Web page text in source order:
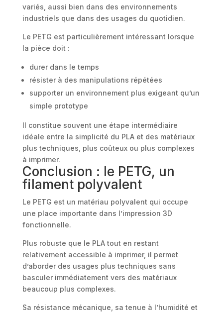
variés, aussi bien dans des environnements
industriels que dans des usages du quotidien.
Le PETG est particulièrement intéressant lorsque
la pièce doit :
durer dans le temps
résister à des manipulations répétées
supporter un environnement plus exigeant qu’un
simple prototype
Il constitue souvent une étape intermédiaire
idéale entre la simplicité du PLA et des matériaux
plus techniques, plus coûteux ou plus complexes
à imprimer.
Conclusion : le PETG, un
filament polyvalent
Le PETG est un matériau polyvalent qui occupe
une place importante dans l’impression 3D
fonctionnelle.
Plus robuste que le PLA tout en restant
relativement accessible à imprimer, il permet
d’aborder des usages plus techniques sans
basculer immédiatement vers des matériaux
beaucoup plus complexes.
Sa résistance mécanique, sa tenue à l’humidité et